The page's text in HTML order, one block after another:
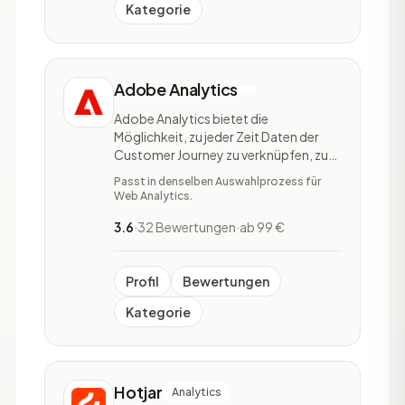
Kategorie
Adobe Analytics
Adobe Analytics bietet die
Möglichkeit, zu jeder Zeit Daten der
Customer Journey zu verknüpfen, zu
analysieren und abzugleichen. Zudem
spricht das Unternehmen von einem
an einem gesammelten Ort
Denken” aufgelöst werden soll. Adob
Passt in denselben Auswahlprozess für
Web Analytics.
3.6·32 Bewertungen·ab 99 €
Profil
Bewertungen
Kategorie
Hotjar Analytics